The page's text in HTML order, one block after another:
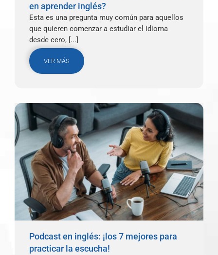
en aprender inglés?
Esta es una pregunta muy común para aquellos
que quieren comenzar a estudiar el idioma
desde cero, [...]
VER MÁS
Podcast en inglés: ¡los 7 mejores para
practicar la escucha!